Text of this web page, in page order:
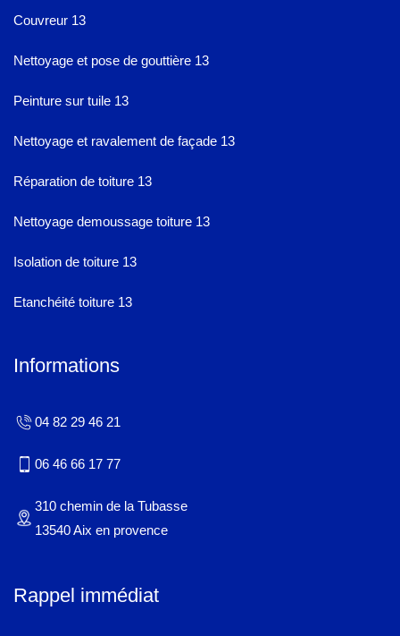
Couvreur 13
Nettoyage et pose de gouttière 13
Peinture sur tuile 13
Nettoyage et ravalement de façade 13
Réparation de toiture 13
Nettoyage demoussage toiture 13
Isolation de toiture 13
Etanchéité toiture 13
Informations
04 82 29 46 21
06 46 66 17 77
310 chemin de la Tubasse
13540 Aix en provence
Rappel immédiat